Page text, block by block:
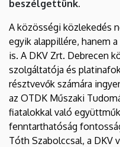
Műszaki
Kar
beszélgettünk.
A közösségi közlekedés
egyik alappillére, hanem
is. A DKV Zrt. Debrecen
szolgáltatója és
résztvevők számára
az OTDK Műszaki
fiatalokkal való
fenntarthatóság
Tóth Szabolccsal, a DKV